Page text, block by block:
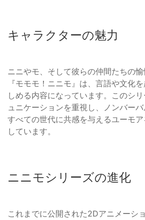
キャラクターの魅力
ニニやモ、そして彼らの仲間たちの
『モモモ！ニニモ』は、言語や文化
しめる内容になっています。このシ
ュニケーションを重視し、ノンバーバ
すべての世代に共感を与えるユーモ
しています。
ニニモシリーズの進化
これまでに公開された2Dアニメーシ